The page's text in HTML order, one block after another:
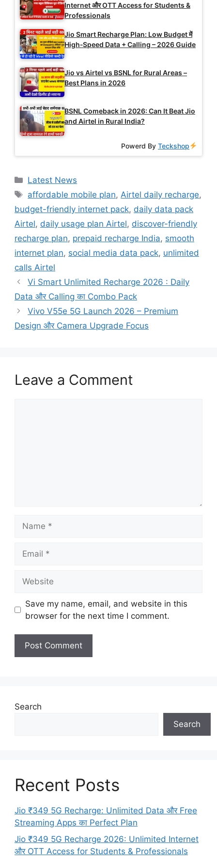
Internet और OTT Access for Students &
Professionals
Jio Smart Recharge Plan: Low Budget में
High‑Speed Data + Calling – 2026 Guide
Jio vs Airtel vs BSNL for Rural Areas –
Best Plans in 2026
BSNL Comeback in 2026: Can It Beat Jio
and Airtel in Rural India?
Powerd ByTeckshop
Categories
Latest News
Tags
affordable mobile plan, Airtel daily recharge,
budget-friendly internet pack, daily data pack
Airtel, daily usage plan Airtel, discover-friendly
recharge plan, prepaid recharge India, smooth
internet plan, social media data pack, unlimited
calls Airtel
Vi Smart Unlimited Recharge 2026 : Daily
Data और Calling का Combo Pack
Vivo V55e 5G Launch 2026 – Premium
Design और Camera Upgrade Focus
Leave a Comment
Save my name, email, and website in this
browser for the next time I comment.
Search
Search
Recent Posts
Jio ₹349 5G Recharge: Unlimited Data और Free
Streaming Apps का Perfect Plan
Jio ₹349 5G Recharge 2026: Unlimited Internet
और OTT Access for Students & Professionals